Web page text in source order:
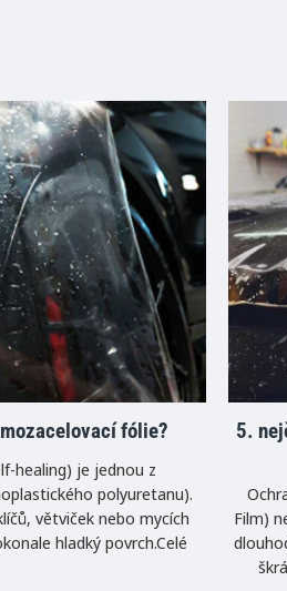
fólie?
healing) je jednou z
polyuretanu).
větviček nebo mycích
hladký povrch.Celé
5.
Film)